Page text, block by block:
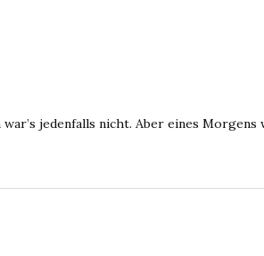
jedenfalls nicht. Aber eines Morgens